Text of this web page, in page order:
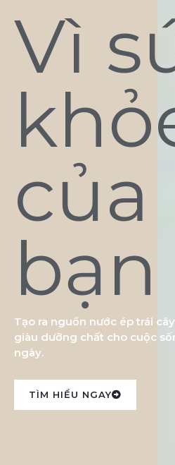
Vì
của
bạn
Tạo ra nguồn nước ép trái
giàu dưỡng chất cho cuộc
ngày.
TÌM HIỂU NGAY